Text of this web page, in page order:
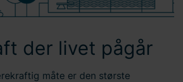
der livet pågår
måte er den største